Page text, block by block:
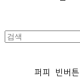
퍼피 빈버